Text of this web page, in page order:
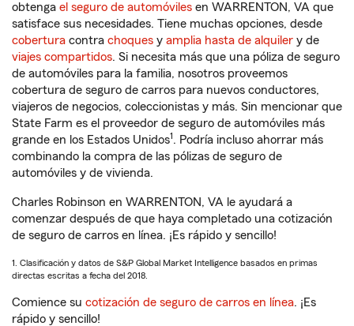
obtenga el seguro de automóviles en WARRENTON, VA que
satisface sus necesidades. Tiene muchas opciones, desde
cobertura contra choques y amplia hasta de alquiler y de
viajes compartidos. Si necesita más que una póliza de seguro
de automóviles para la familia, nosotros proveemos
cobertura de seguro de carros para nuevos conductores,
viajeros de negocios, coleccionistas y más. Sin mencionar que
State Farm es el proveedor de seguro de automóviles más
grande en los Estados Unidos1. Podría incluso ahorrar más
combinando la compra de las pólizas de seguro de
automóviles y de vivienda.
Charles Robinson en WARRENTON, VA le ayudará a
comenzar después de que haya completado una cotización
de seguro de carros en línea. ¡Es rápido y sencillo!
1. Clasificación y datos de S&P Global Market Intelligence basados en primas
directas escritas a fecha del 2018.
Comience su cotización de seguro de carros en línea. ¡Es
rápido y sencillo!